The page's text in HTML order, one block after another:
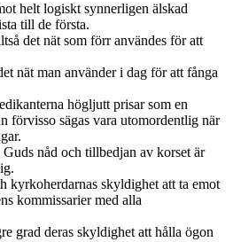
helt logiskt synnerligen älskad
till de första.
det nät som förr användes för att
nät man använder i dag för att fånga
högljutt prisar som en
förvisso sägas vara utomordentlig när
nåd och tillbedjan av korset är
kyrkoherdarnas skyldighet att ta emot
kommissarier med alla
grad deras skyldighet att hålla ögon